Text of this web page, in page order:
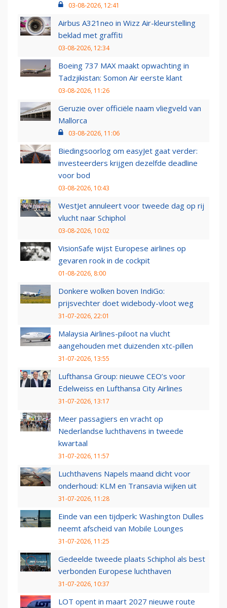
03-08-2026, 12:41
Airbus A321neo in Wizz Air-kleurstelling
beklad met graffiti
03-08-2026, 12:34
Boeing 737 MAX maakt opwachting in
Tadzjikistan: Somon Air eerste klant
03-08-2026, 11:26
Geruzie over officiële naam vliegveld van
Mallorca
03-08-2026, 11:06
Biedingsoorlog om easyJet gaat verder:
investeerders krijgen dezelfde deadline
voor bod
03-08-2026, 10:43
WestJet annuleert voor tweede dag op rij
vlucht naar Schiphol
03-08-2026, 10:02
VisionSafe wijst Europese airlines op
gevaren rook in de cockpit
01-08-2026, 8:00
Donkere wolken boven IndiGo:
prijsvechter doet widebody-vloot weg
31-07-2026, 22:01
Malaysia Airlines-piloot na vlucht
aangehouden met duizenden xtc-pillen
31-07-2026, 13:55
Lufthansa Group: nieuwe CEO’s voor
Edelweiss en Lufthansa City Airlines
31-07-2026, 13:17
Meer passagiers en vracht op
Nederlandse luchthavens in tweede
kwartaal
31-07-2026, 11:57
Luchthavens Napels maand dicht voor
onderhoud: KLM en Transavia wijken uit
31-07-2026, 11:28
Einde van een tijdperk: Washington Dulles
neemt afscheid van Mobile Lounges
31-07-2026, 11:25
Gedeelde tweede plaats Schiphol als best
verbonden Europese luchthaven
31-07-2026, 10:37
LOT opent in maart 2027 nieuwe route